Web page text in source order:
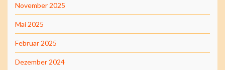
November 2025
Mai 2025
Februar 2025
Dezember 2024